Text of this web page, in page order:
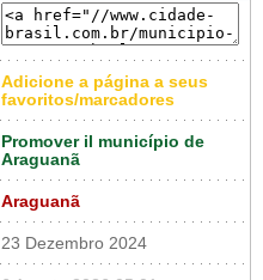
Adicione a página a seus
favoritos/marcadores
Promover il município de
Araguanã
Araguanã
23 Dezembro 2024